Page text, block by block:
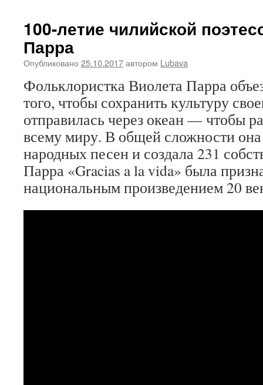
100-летие чилийской
Парра
Опубликовано 25.10.2017автором Lubava
Фольклористка Виолета Парра
того, чтобы сохранить культуру
отправилась через океан — чтобы
всему миру. В общей сложности она
народных песен и создала 231
Парра «Gracias a la vida» была
национальным произведением 20